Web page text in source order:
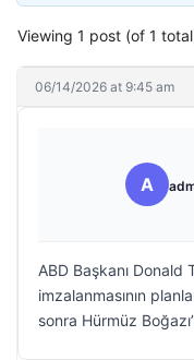
Viewing 1 post (of 1
06/14/2026 at 9:45 am
A
ABD Başkanı Donald
imzalanmasının
sonra Hürmüz